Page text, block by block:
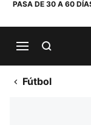
PASA DE 30 A 60
Fútbol